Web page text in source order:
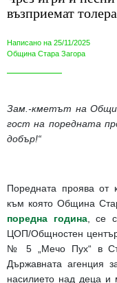
възприемат
Написано на 25/11/2025
Община Стара Загора
Зам.-кметът на
гост на поредната
добър!“
Поредната проява от
към която Община
поредна година, се
ЦОП/Общностен
№ 5 „Мечо Пух“ в
Държавната агенция
насилието над деца